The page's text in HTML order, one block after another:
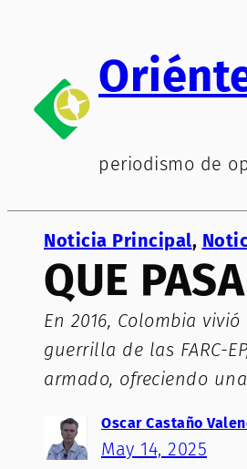
contenido
periodismo de
Noticia Principal,
QUE
En 2016, Colombia
guerrilla de las FARC-
armado, ofreciendo
Oscar Castaño
May 14, 2025